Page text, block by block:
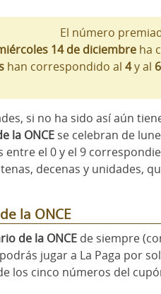
El número
14 de diciembre ha
han correspondido al 4y al 6
si no ha sido así aún
la ONCE se celebran de
el 0 y el 9
decenas y unidades,
la ONCE
de la ONCE de siempre
jugar a La Paga por
los cinco números del